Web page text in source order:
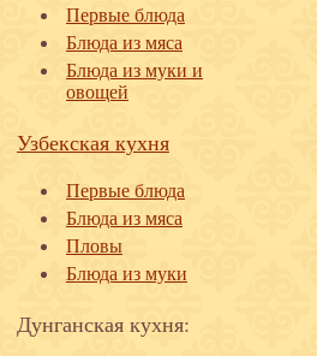
Первые блюда
Блюда из мяса
Блюда из муки и
овощей
Узбекская кухня
Первые блюда
Блюда из мяса
Пловы
Блюда из муки
Дунганская кухня: